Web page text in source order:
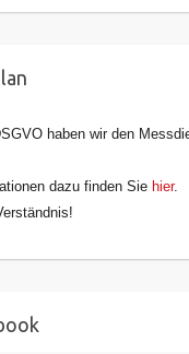
haben wir den
dazu finden Sie hier.